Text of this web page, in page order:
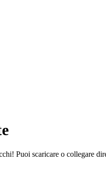
Puoi scaricare o collegare